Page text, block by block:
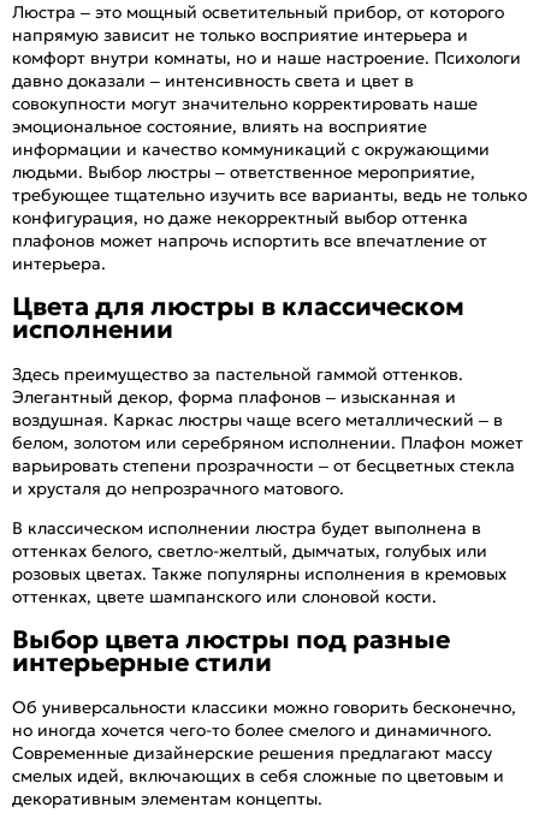
Люстра – это мощный осветительный прибор, от которого
напрямую зависит не только восприятие интерьера и
комфорт внутри комнаты, но и наше настроение. Психологи
давно доказали – интенсивность света и цвет в
совокупности могут значительно корректировать наше
эмоциональное состояние, влиять на восприятие
информации и качество коммуникаций с окружающими
людьми. Выбор люстры – ответственное мероприятие,
требующее тщательно изучить все варианты, ведь не только
конфигурация, но даже некорректный выбор оттенка
плафонов может напрочь испортить все впечатление от
интерьера.
Цвета для люстры в классическом
исполнении
Здесь преимущество за пастельной гаммой оттенков.
Элегантный декор, форма плафонов – изысканная и
воздушная. Каркас люстры чаще всего металлический – в
белом, золотом или серебряном исполнении. Плафон может
варьировать степени прозрачности – от бесцветных стекла
и хрусталя до непрозрачного матового.
В классическом исполнении люстра будет выполнена в
оттенках белого, светло-желтый, дымчатых, голубых или
розовых цветах. Также популярны исполнения в кремовых
оттенках, цвете шампанского или слоновой кости.
Выбор цвета люстры под разные
интерьерные стили
Об универсальности классики можно говорить бесконечно,
но иногда хочется чего-то более смелого и динамичного.
Современные дизайнерские решения предлагают массу
смелых идей, включающих в себя сложные по цветовым и
декоративным элементам концепты.